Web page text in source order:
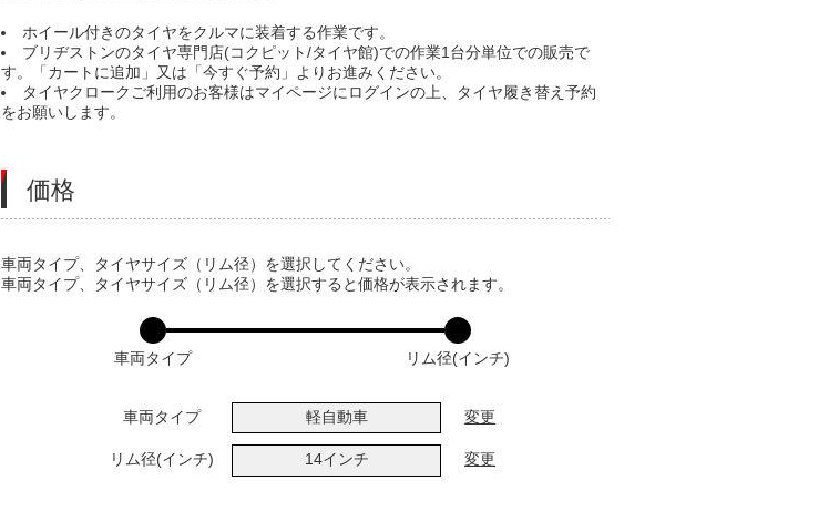
ホイール付きのタイヤをクルマに装着する作業です。
ブリヂストンのタイヤ専門店(コクピット/タイヤ館)での作業1台分単位での販売で
す。「カートに追加」又は「今すぐ予約」よりお進みください。
タイヤクロークご利用のお客様はマイページにログインの上、タイヤ履き替え予約
をお願いします。
価格
VARIATIONS
車両タイプ、タイヤサイズ（リム径）を選択してください。
車両タイプ、タイヤサイズ（リム径）を選択すると価格が表示されます。
車両タイプ リム径(インチ)
車両タイプ 軽自動車 変更
リム径(インチ) 14インチ 変更